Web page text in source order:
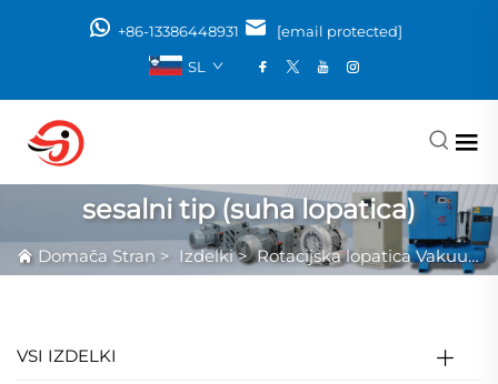
+86-13386448931
[email protected]
SL
sesalni tip (suha lopatica)
Domača Stran > Izdelki>Rotacijska lopatica Vakuumska Črpalka
VSI IZDELKI